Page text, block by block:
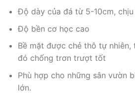
Độ dày của đá từ 5-10cm,
Độ bền cơ học cao
Bề mặt được chẻ thô tự
đó chống trơn trượt tốt
Phù hợp cho những sân vườn
lớn.